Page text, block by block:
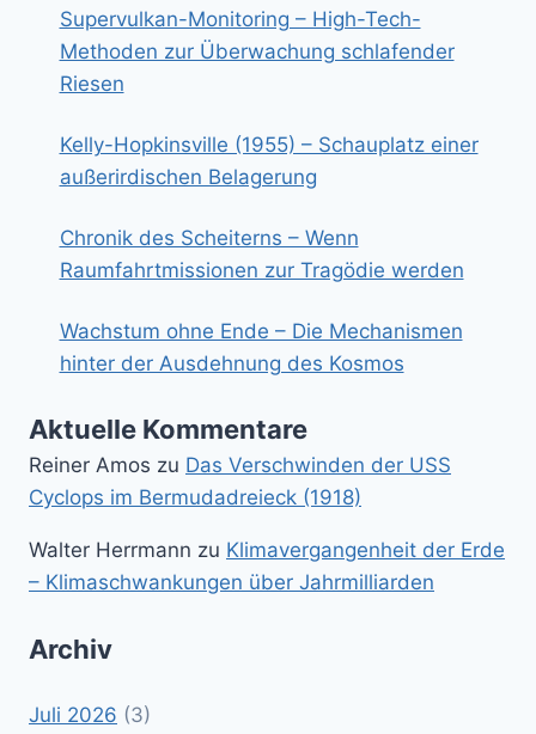
Supervulkan-Monitoring – High-Tech-
Methoden zur Überwachung schlafender
Riesen
Kelly-Hopkinsville (1955) – Schauplatz einer
außerirdischen Belagerung
Chronik des Scheiterns – Wenn
Raumfahrtmissionen zur Tragödie werden
Wachstum ohne Ende – Die Mechanismen
hinter der Ausdehnung des Kosmos
Aktuelle Kommentare
Reiner Amos zu Das Verschwinden der USS
Cyclops im Bermudadreieck (1918)
Walter Herrmann zu Klimavergangenheit der Erde
– Klimaschwankungen über Jahrmilliarden
Archiv
Juli 2026 (3)